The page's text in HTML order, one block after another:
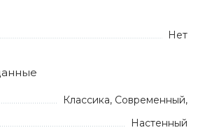
Нет
Классика, Современный,
Настенный